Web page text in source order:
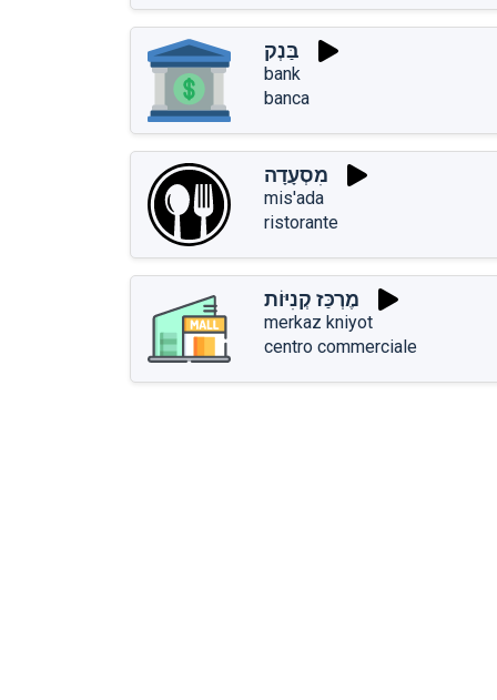
בַּנְק
bank
banca
מִסְעָדָה
mis'ada
ristorante
מֶרְכַּז קְנִיּוֹת
merkaz kniyot
centro commerciale